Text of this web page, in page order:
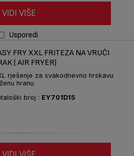
VIDI VIŠE
Usporedi
FRY XXL FRITEZA NA VRUĆI
( AIR FRYER)
rješenje za svakodnevno hrskavu
hranu
broj : EY701D15